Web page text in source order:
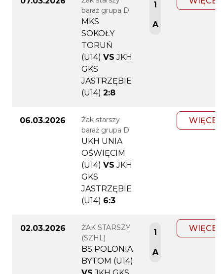
baraż grupa D
MKS
SOKOŁY
TORUŃ
(U14) VS JKH
GKS
JASTRZĘBIE
(U14) 2:8
1
A
06.03.2026
Żak starszy
baraż grupa D
UKH UNIA
OŚWIĘCIM
(U14) VS JKH
GKS
JASTRZĘBIE
(U14) 6:3
WIĘCEJ
02.03.2026
ŻAK STARSZY
(SZHL)
BS POLONIA
BYTOM (U14)
1
A
WIĘCEJ